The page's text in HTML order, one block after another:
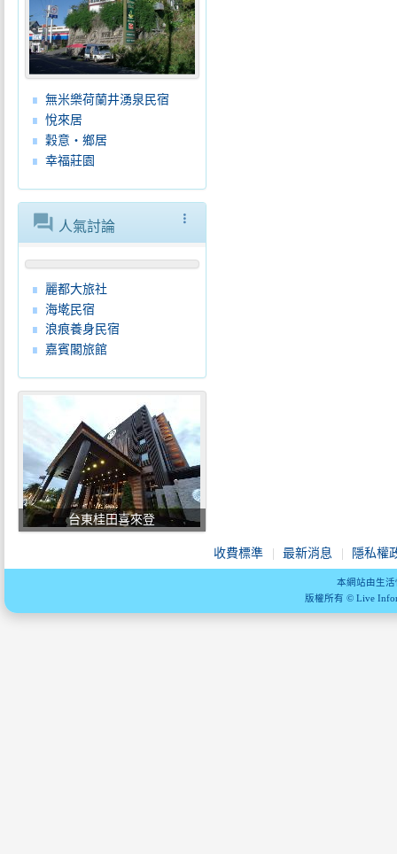
無米樂荷蘭井湧泉民宿
悅來居
穀意‧鄉居
幸福莊園
more_vert
forum 人氣討論
麗都大旅社
海墘民宿
浪痕養身民宿
嘉賓閣旅館
台東桂田喜來登
收費標準 最新消息 隱私權
本網站由生
版權所有 © Live